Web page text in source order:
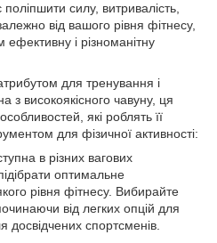
силу, витривалість,
від вашого рівня фітнесу,
і різноманітну
для тренування і
з високоякісного чавуну, ця
які роблять її
для фізичної активності:
в різних вагових
оптимальне
рівня фітнесу. Вибирайте
від легких опцій для
досвідчених спортсменів.